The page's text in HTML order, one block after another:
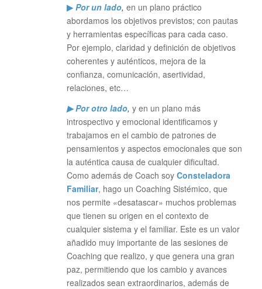
▶Por un lado, en un plano práctico
abordamos los objetivos previstos; con pautas
y herramientas específicas para cada caso.
Por ejemplo, claridad y definición de objetivos
coherentes y auténticos, mejora de la
confianza, comunicación, asertividad,
relaciones, etc…
▶ Por otro lado, y en un plano más
introspectivo y emocional identificamos y
trabajamos en el cambio de patrones de
pensamientos y aspectos emocionales que son
la auténtica causa de cualquier dificultad.
Como además de Coach soy Consteladora
Familiar, hago un Coaching Sistémico, que
nos permite «desatascar» muchos problemas
que tienen su origen en el contexto de
cualquier sistema y el familiar. Este es un valor
añadido muy importante de las sesiones de
Coaching que realizo, y que genera una gran
paz, permitiendo que los cambio y avances
realizados sean extraordinarios, además de